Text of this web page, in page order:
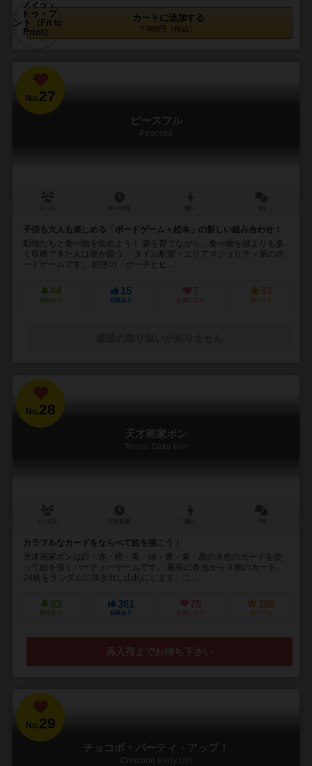
カートに追加する
7,480円（税込）
No.27
ピースフル
Peaceful
子供も大人も楽しめる「ボードゲーム＋絵本」の新しい組み合わせ！
動物たちと食べ物を集めよう！ 森を育てながら、食べ物を誰よりも多
く収穫できた人は誰か競う、 タイル配置・エリアマジョリティ系のボ
ードゲームです。 好評の「ポーチとピ...
44
興味あり
15
経験あり
7
お気に入り
31
持ってる
No.28
天才画家ボン
Tensai Gaka Bon
カラフルなカードをならべて絵を描こう！
天才画家ボンは白・赤・橙・黄・緑・青・紫・黒の８色のカードを使
って絵を描くパーティーゲームです。 最初に各色から３枚のカード、
24枚をランダムに抜き出し山札にします。こ...
93
興味あり
381
経験あり
75
お気に入り
180
持ってる
再入荷までお待ち下さい
No.29
チョコボ・パーティ・アップ！
Chocobo Party Up!